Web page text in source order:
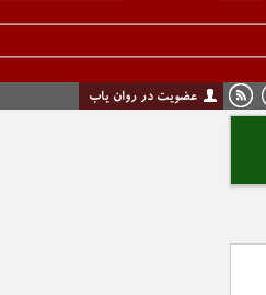
عضویت در روان یاب